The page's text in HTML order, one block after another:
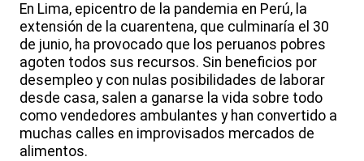
En Lima, epicentro de la pandemia en Perú, la
extensión de la cuarentena, que culminaría el 30
de junio, ha provocado que los peruanos pobres
agoten todos sus recursos. Sin beneficios por
desempleo y con nulas posibilidades de laborar
desde casa, salen a ganarse la vida sobre todo
como vendedores ambulantes y han convertido a
muchas calles en improvisados mercados de
alimentos.